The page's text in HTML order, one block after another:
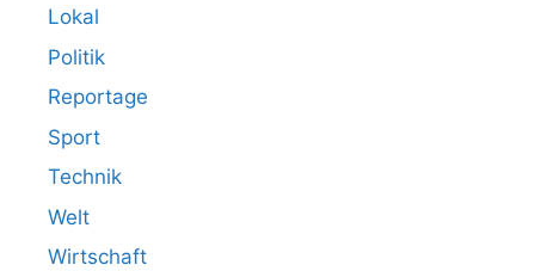
Lokal
Politik
Reportage
Sport
Technik
Welt
Wirtschaft